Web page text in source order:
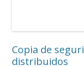
Copia de
distribuidos